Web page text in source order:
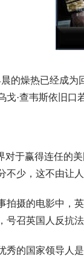
晨的燥热已经成为
戈·查韦斯依旧口
对于赢得连任的
不少，这不由让
拍摄的电影中，
号召英国人反抗
秀的国家领导人